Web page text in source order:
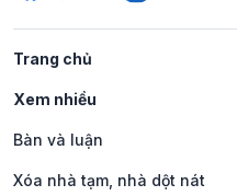
Trang chủ
Xem nhiều
Bàn và luận
Xóa nhà tạm, nhà dột nát